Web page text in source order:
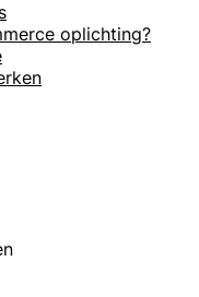
oplichting?